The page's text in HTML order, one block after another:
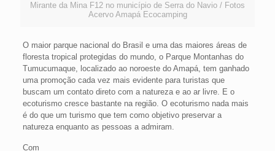
Mirante da Mina F12 no município de Serra do Navio / Fotos
Acervo Amapá Ecocamping
O maior parque nacional do Brasil e uma das maiores áreas de
floresta tropical protegidas do mundo, o Parque Montanhas do
Tumucumaque, localizado ao noroeste do Amapá, tem ganhado
uma promoção cada vez mais evidente para turistas que
buscam um contato direto com a natureza e ao ar livre. E o
ecoturismo cresce bastante na região. O ecoturismo nada mais
é do que um turismo que tem como objetivo preservar a
natureza enquanto as pessoas a admiram.
Com